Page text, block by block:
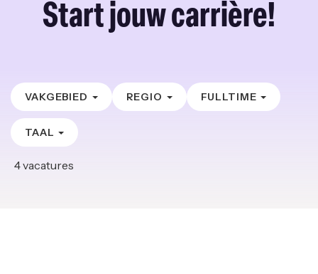
Start jouw carrière!
VAKGEBIED REGIO FULLTIME
TAAL
4vacatures